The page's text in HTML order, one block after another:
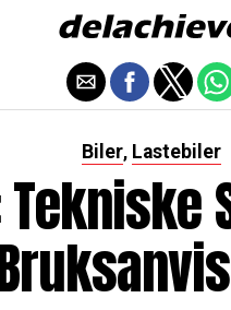
Biler, Lastebiler